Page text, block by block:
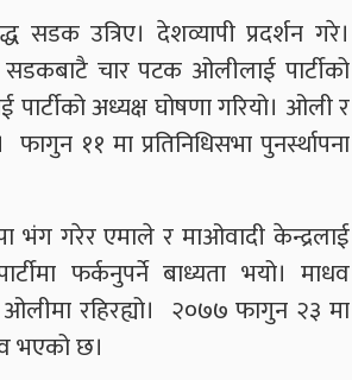
उत्रिए। देशव्यापी प्रदर्शन गरे।
चार पटक ओलीलाई पार्टीको
अध्यक्ष घोषणा गरियो। ओली र
११ मा प्रतिनिधिसभा पुनर्स्थापना
भंग गरेर एमाले र माओवादी केन्द्रलाई
फर्कनुपर्ने बाध्यता भयो। माधव
रहिरह्यो। २०७७ फागुन २३ मा
भएको छ।